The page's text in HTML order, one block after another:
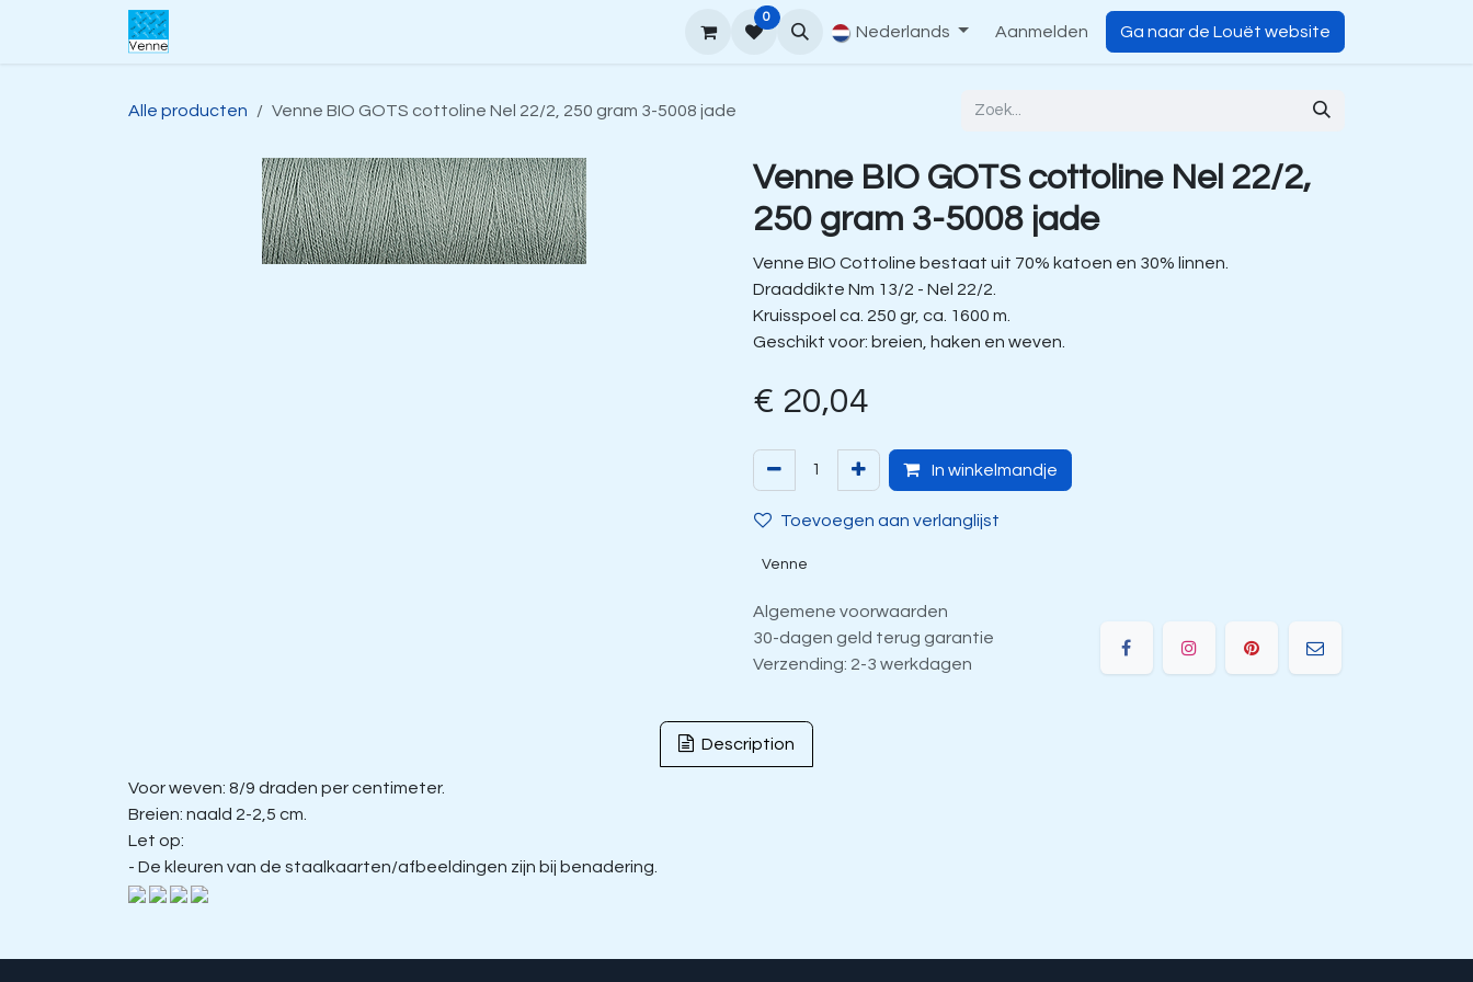
Overslaan naar inhoud
Hoe te bestellen Contact
0
Nederlands Aanmelden Ga naar de Louët website
Alle producten Venne BIO GOTS cottoline Nel 22/2, 250 gram 3-5008 jade
Venne BIO GOTS cottoline Nel 22/2,
250 gram 3-5008 jade
Venne BIO Cottoline bestaat uit 70% katoen en 30% linnen.
Draaddikte Nm 13/2 - Nel 22/2.
Kruisspoel ca. 250 gr, ca. 1600 m.
Geschikt voor: breien, haken en weven.
€ 20,04
In winkelmandje
Toevoegen aan verlanglijst
Venne
Algemene voorwaarden
30-dagen geld terug garantie
Verzending: 2-3 werkdagen
Description
Voor weven: 8/9 draden per centimeter.
Breien: naald 2-2,5 cm.
Let op:
- De kleuren van de staalkaarten/afbeeldingen zijn bij benadering.